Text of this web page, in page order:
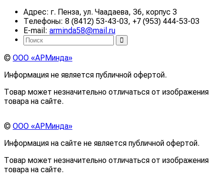
Адрес: г. Пенза, ул. Чаадаева, 36, корпус 3
Телефоны: 8 (8412) 53-43-03, +7 (953) 444-53-03
E-mail: arminda58@mail.ru
© ООО «АРМинда»
Информация не является публичной офертой.
Товар может незначительно отличаться от изображения
товара на сайте.
© ООО «АРМинда»
Информация на сайте не является публичной офертой.
Товар может незначительно отличаться от изображения
товара на сайте.